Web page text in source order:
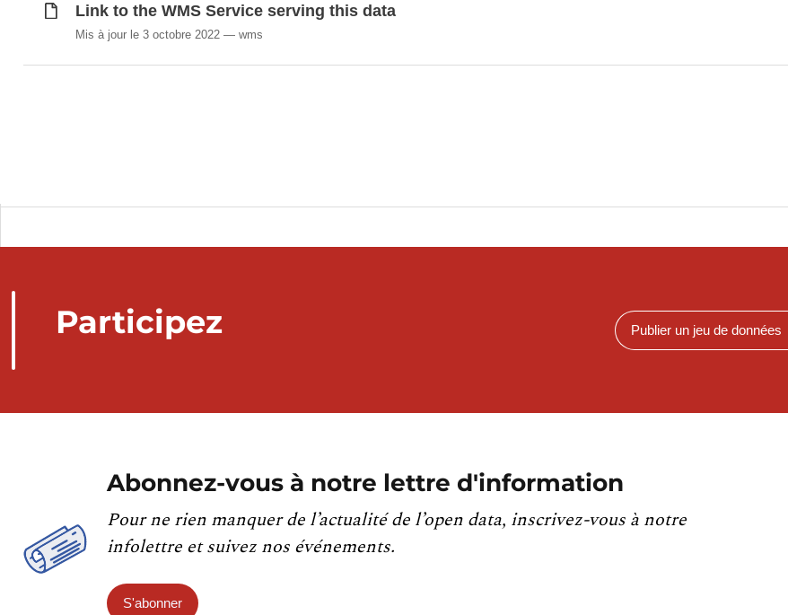
Link to the WMS Service serving this data
Mis à jour le 3 octobre 2022 wms
Participez Publier un jeu de données
Abonnez-vous à notre lettre d'information
Pour ne rien manquer de l’actualité de l’open data, inscrivez-vous à notre
infolettre et suivez nos événements.
S'abonner